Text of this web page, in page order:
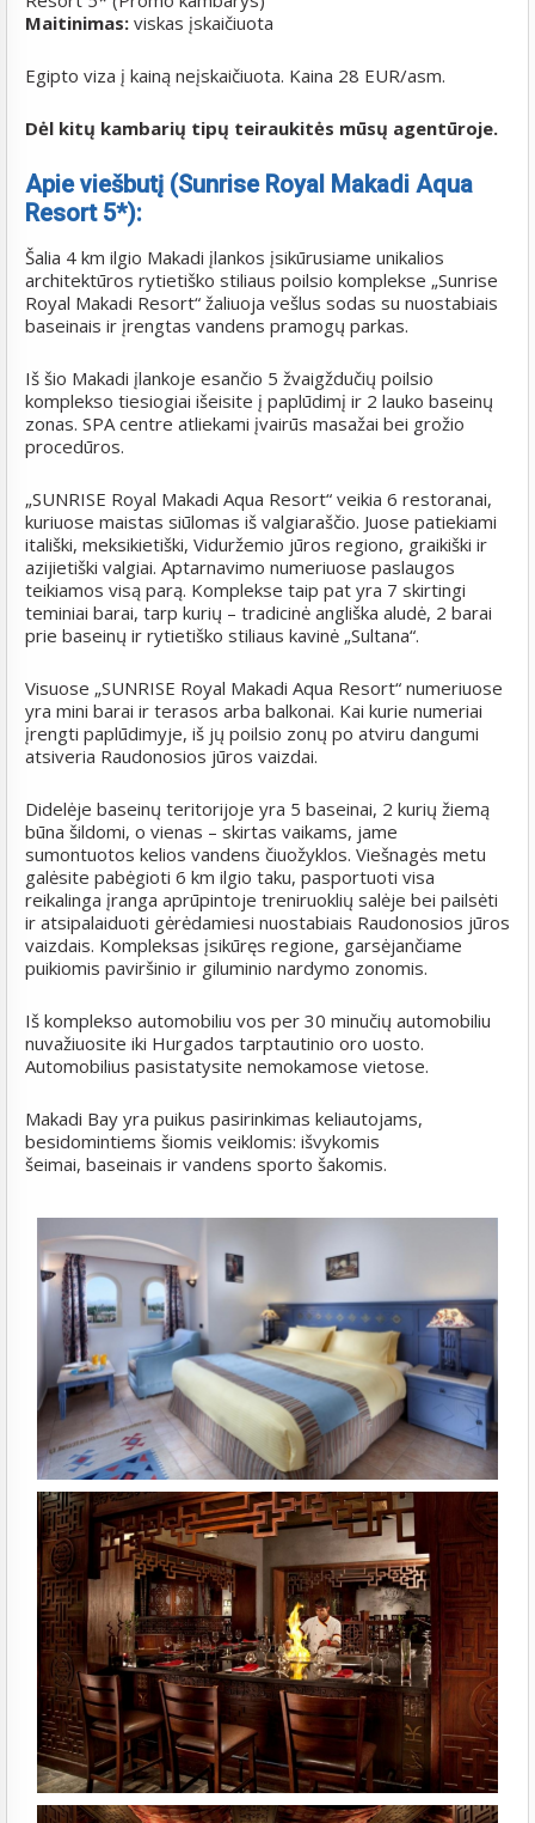
Maitinimas: viskas įskaičiuota
Egipto viza į kainą neįskaičiuota. Kaina 28 EUR/asm.
Dėl kitų kambarių tipų teiraukitės mūsų agentūroje.
Apie viešbutį (Sunrise Royal Makadi Aqua
Resort 5*):
Šalia 4 km ilgio Makadi įlankos įsikūrusiame unikalios
architektūros rytietiško stiliaus poilsio komplekse „Sunrise
Royal Makadi Resort“ žaliuoja vešlus sodas su nuostabiais
baseinais ir įrengtas vandens pramogų parkas.
Iš šio Makadi įlankoje esančio 5 žvaigždučių poilsio
komplekso tiesiogiai išeisite į paplūdimį ir 2 lauko baseinų
zonas. SPA centre atliekami įvairūs masažai bei grožio
procedūros.
„SUNRISE Royal Makadi Aqua Resort“ veikia 6 restoranai,
kuriuose maistas siūlomas iš valgiaraščio. Juose patiekiami
itališki, meksikietiški, Viduržemio jūros regiono, graikiški ir
azijietiški valgiai. Aptarnavimo numeriuose paslaugos
teikiamos visą parą. Komplekse taip pat yra 7 skirtingi
teminiai barai, tarp kurių – tradicinė angliška aludė, 2 barai
prie baseinų ir rytietiško stiliaus kavinė „Sultana“.
Visuose „SUNRISE Royal Makadi Aqua Resort“ numeriuose
yra mini barai ir terasos arba balkonai. Kai kurie numeriai
įrengti paplūdimyje, iš jų poilsio zonų po atviru dangumi
atsiveria Raudonosios jūros vaizdai.
Didelėje baseinų teritorijoje yra 5 baseinai, 2 kurių žiemą
būna šildomi, o vienas – skirtas vaikams, jame
sumontuotos kelios vandens čiuožyklos. Viešnagės metu
galėsite pabėgioti 6 km ilgio taku, pasportuoti visa
reikalinga įranga aprūpintoje treniruoklių salėje bei pailsėti
ir atsipalaiduoti gėrėdamiesi nuostabiais Raudonosios jūros
vaizdais. Kompleksas įsikūręs regione, garsėjančiame
puikiomis paviršinio ir giluminio nardymo zonomis.
Iš komplekso automobiliu vos per 30 minučių automobiliu
nuvažiuosite iki Hurgados tarptautinio oro uosto.
Automobilius pasistatysite nemokamose vietose.
Makadi Bay yra puikus pasirinkimas keliautojams,
besidomintiems šiomis veiklomis: išvykomis
šeimai, baseinais ir vandens sporto šakomis.